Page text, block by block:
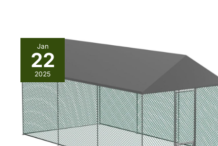
Jan
22
2025
Test
du
poulailler
BingoPaw
:
grand
enclos
extérieur
robuste